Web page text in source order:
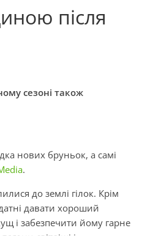
після
сезоні також
нових бруньок, а самі
.
до землі гілок. Крім
давати хороший
і забезпечити йому гарне